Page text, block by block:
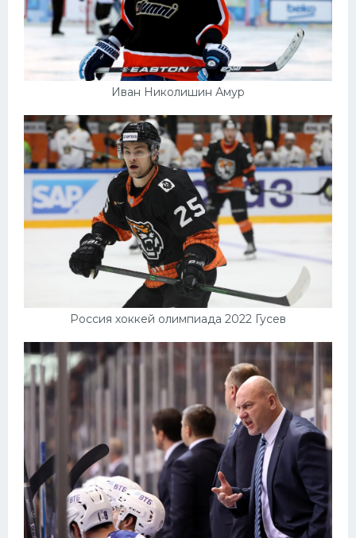
Иван Николишин Амур
Россия хоккей олимпиада 2022 Гусев